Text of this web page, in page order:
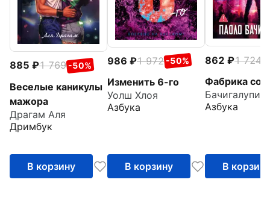
885 1 769 -50%
Веселые каникулы
мажора
Драгам Аля
Дримбук
В корзину
986 1 972 -50%
Изменить 6-го
Уолш Хлоя
Азбука
В корзину
862 1 724
Фабрика
Бачигалупи
Азбука
В корзину